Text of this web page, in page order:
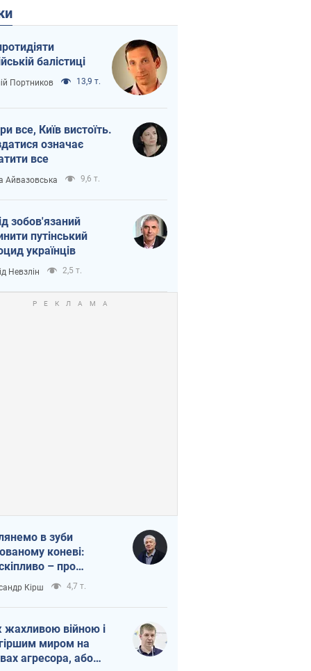
балістиці
Портников 13,9 т.
все, Київ вистоїть.
означає
все
Айвазовська 9,6 т.
зобов'язаний
путінський
українців
Невзлін 2,5 т.
в зуби
коневі:
– про
Україні
Кірш 4,7 т.
жахливою війною і
миром на
агресора, або